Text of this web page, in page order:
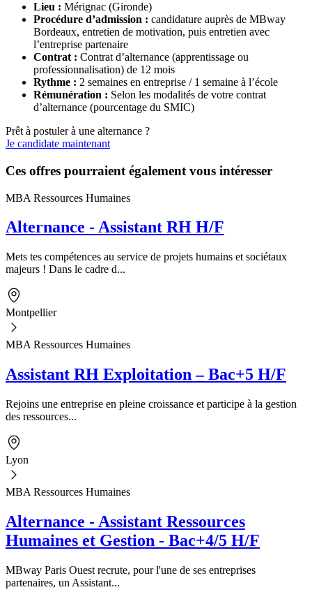
Lieu : Mérignac (Gironde)
Procédure d’admission : candidature auprès de MBway
Bordeaux, entretien de motivation, puis entretien avec
l’entreprise partenaire
Contrat : Contrat d’alternance (apprentissage ou
professionnalisation) de 12 mois
Rythme : 2 semaines en entreprise / 1 semaine à l’école
Rémunération : Selon les modalités de votre contrat
d’alternance (pourcentage du SMIC)
Prêt à postuler à une alternance ?
Je candidate maintenant
Ces offres pourraient également vous intéresser
MBA Ressources Humaines
Alternance - Assistant RH H/F
Mets tes compétences au service de projets humains et sociétaux
majeurs ! Dans le cadre d...
Montpellier
MBA Ressources Humaines
Assistant RH Exploitation – Bac+5 H/F
Rejoins une entreprise en pleine croissance et participe à la gestion
des ressources...
Lyon
MBA Ressources Humaines
Alternance - Assistant Ressources
Humaines et Gestion - Bac+4/5 H/F
MBway Paris Ouest recrute, pour l'une de ses entreprises
partenaires, un Assistant...